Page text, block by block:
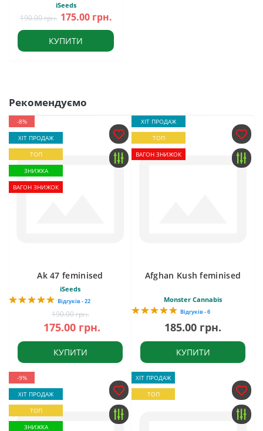
iSeeds
190.00 грн. 175.00 грн.
КУПИТИ
Рекомендуємо
-8%
ХІТ ПРОДАЖ
ТОП
ЗНИЖКА
ВАГОН ЗНИЖОК
Ak 47 feminised
iSeeds
Відгуків - 22
190.00 грн.
175.00 грн.
КУПИТИ
ХІТ ПРОДАЖ
ТОП
ВАГОН ЗНИЖОК
Afghan Kush feminised
Monster Cannabis
Відгуків - 6
185.00 грн.
КУПИТИ
-9%
ХІТ ПРОДАЖ
ТОП
ЗНИЖКА
ХІТ ПРОДАЖ
ТОП